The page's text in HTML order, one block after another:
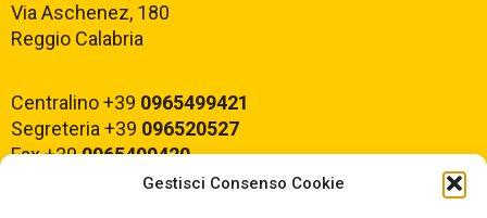
Gestisci Consenso Cookie
Via Aschenez, 180
Reggio Calabria
Centralino +39 0965499421
Segreteria +39 096520527
Fax +390965499420